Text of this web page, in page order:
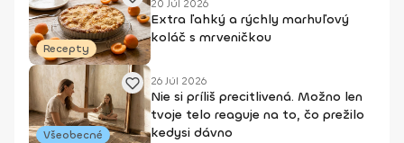
Recepty
20 Júl 2026
Extra ľahký a rýchly marhuľový
koláč s mrveničkou
Všeobecné
26 Júl 2026
Nie si príliš precitlivená. Možno len
tvoje telo reaguje na to, čo prežilo
kedysi dávno